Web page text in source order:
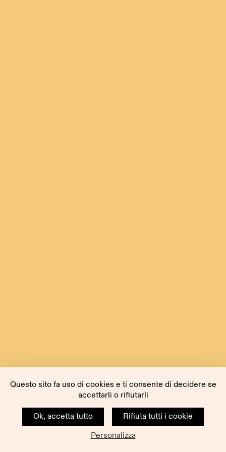
Questo sito fa uso di cookies e ti consente di decidere se
accettarli o rifiutarli
Ok, accetta tutto
Rifiuta tutti i cookie
Personalizza